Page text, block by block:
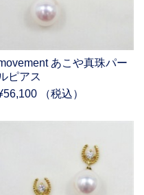
あこや真珠パー
ピアス
（税込）